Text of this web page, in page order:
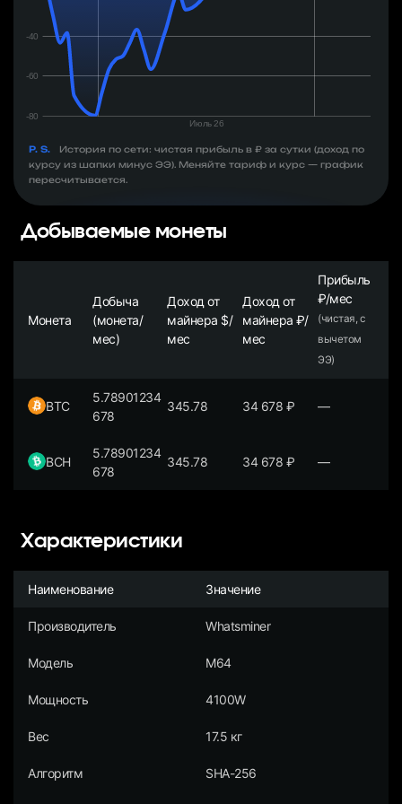
P. S.
История по сети: чистая прибыль в ₽ за сутки (доход по
курсу из шапки минус ЭЭ). Меняйте тариф и курс — график
пересчитывается.
Добываемые монеты
Монета
Добыча
(монета/
мес)
Доход от
майнера $/
мес
Доход от
майнера ₽/
мес
Прибыль
₽/мес
(чистая, с
вычетом
ЭЭ)
BTC
5.78901234
678
345.78 34 678 ₽ —
BCH
5.78901234
678
345.78 34 678 ₽ —
Характеристики
Наименование Значение
Производитель Whatsminer
Модель M64
Мощность 4100W
Вес 17.5 кг
Алгоритм SHA-256